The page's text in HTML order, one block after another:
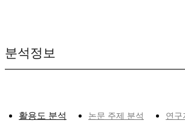
분석정보
활용도 분석 논문 주제 분석 연구